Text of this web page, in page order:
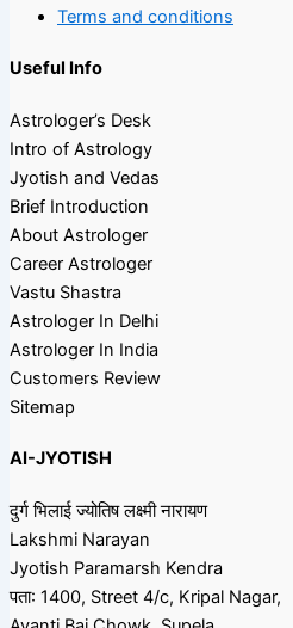
Terms and conditions
Useful Info
Astrologer’s Desk
Intro of Astrology
Jyotish and Vedas
Brief Introduction
About Astrologer
Career Astrologer
Vastu Shastra
Astrologer In Delhi
Astrologer In India
Customers Review
Sitemap
AI-JYOTISH
दुर्ग भिलाई ज्योतिष लक्ष्मी नारायण
Lakshmi Narayan
Jyotish Paramarsh Kendra
पता: 1400, Street 4/c, Kripal Nagar,